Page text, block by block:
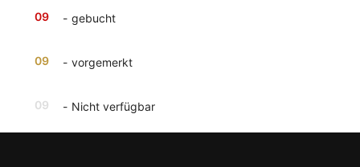
09 - gebucht
09 - vorgemerkt
09 - Nicht verfügbar